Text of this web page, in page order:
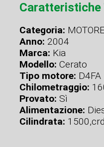
Caratteristiche
Categoria:
Anno: 2004
Marca: Kia
Modello: Cerato
Tipo motore: D4FA
Chilometraggio:
Provato: Sì
Alimentazione:
Cilindrata: